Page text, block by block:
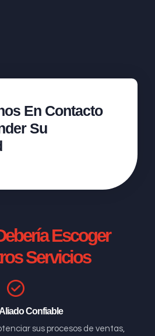
En Contacto
Su
Escoger
Servicios
Confiable
sus procesos de ventas,